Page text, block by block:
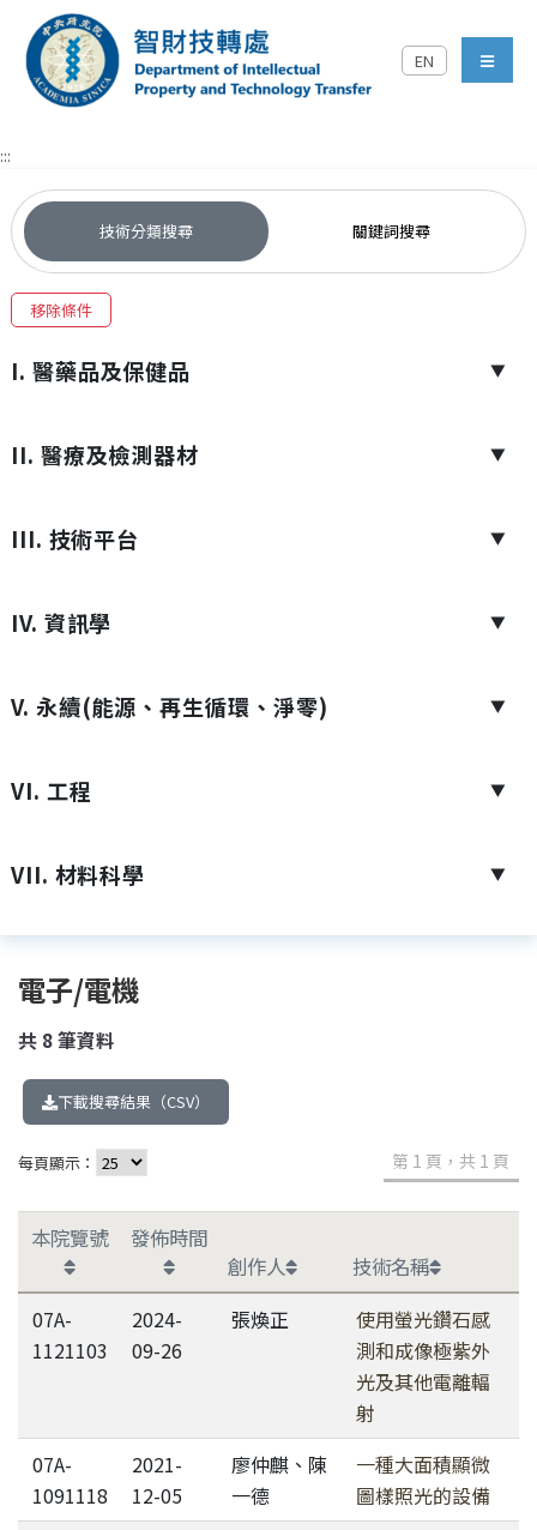
跳到主要內容區塊
中央研究院智財技轉處對
EN
menu
:::
技術分類搜尋 關鍵詞搜尋
移除條件
I. 醫藥品及保健品 ▼
II. 醫療及檢測器材 ▼
III. 技術平台 ▼
IV. 資訊學 ▼
V. 永續(能源、再生循環、淨零) ▼
VI. 工程 ▼
VII. 材料科學 ▼
電子/電機
共 8筆資料
下載搜尋結果（CSV）
每頁顯示： 第 1 頁，共 1 頁
本院覽號
發佈時間
創作人
技術名稱
07A-
1121103
2024-
09-26
張煥正
使用螢光鑽石感
測和成像極紫外
光及其他電離輻
射
07A-
1091118
2021-
12-05
廖仲麒、陳
一德
一種大面積顯微
圖樣照光的設備